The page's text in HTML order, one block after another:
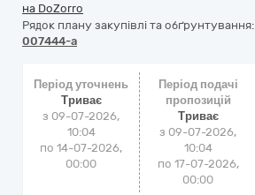
на DoZorro
Рядок плану закупівлі та обґрунтування:
007444-a
Період уточнень
Триває
з 09-07-2026,
10:04
по 14-07-2026,
00:00
Період подачі
пропозицій
Триває
з 09-07-2026,
10:04
по 17-07-2026,
00:00